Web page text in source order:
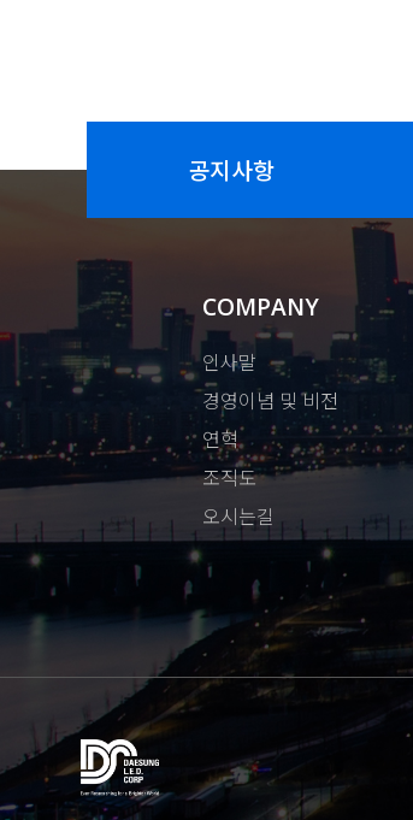
공지사항
COMPANY
인사말
경영이념 및 비전
연혁
조직도
오시는길